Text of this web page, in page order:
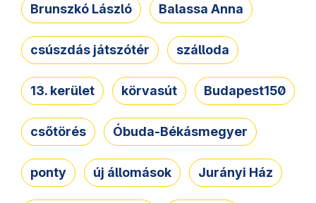
Brunszkó László Balassa Anna
csúszdás játszótér szálloda
13. kerület körvasút Budapest150
csőtörés Óbuda-Békásmegyer
ponty új állomások Jurányi Ház